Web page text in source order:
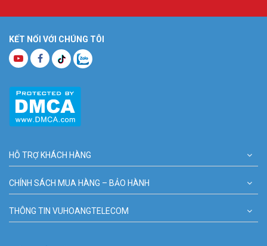
KẾT NỐI VỚI CHÚNG TÔI
HỖ TRỢ KHÁCH HÀNG
CHÍNH SÁCH MUA HÀNG – BẢO HÀNH
THÔNG TIN VUHOANGTELECOM